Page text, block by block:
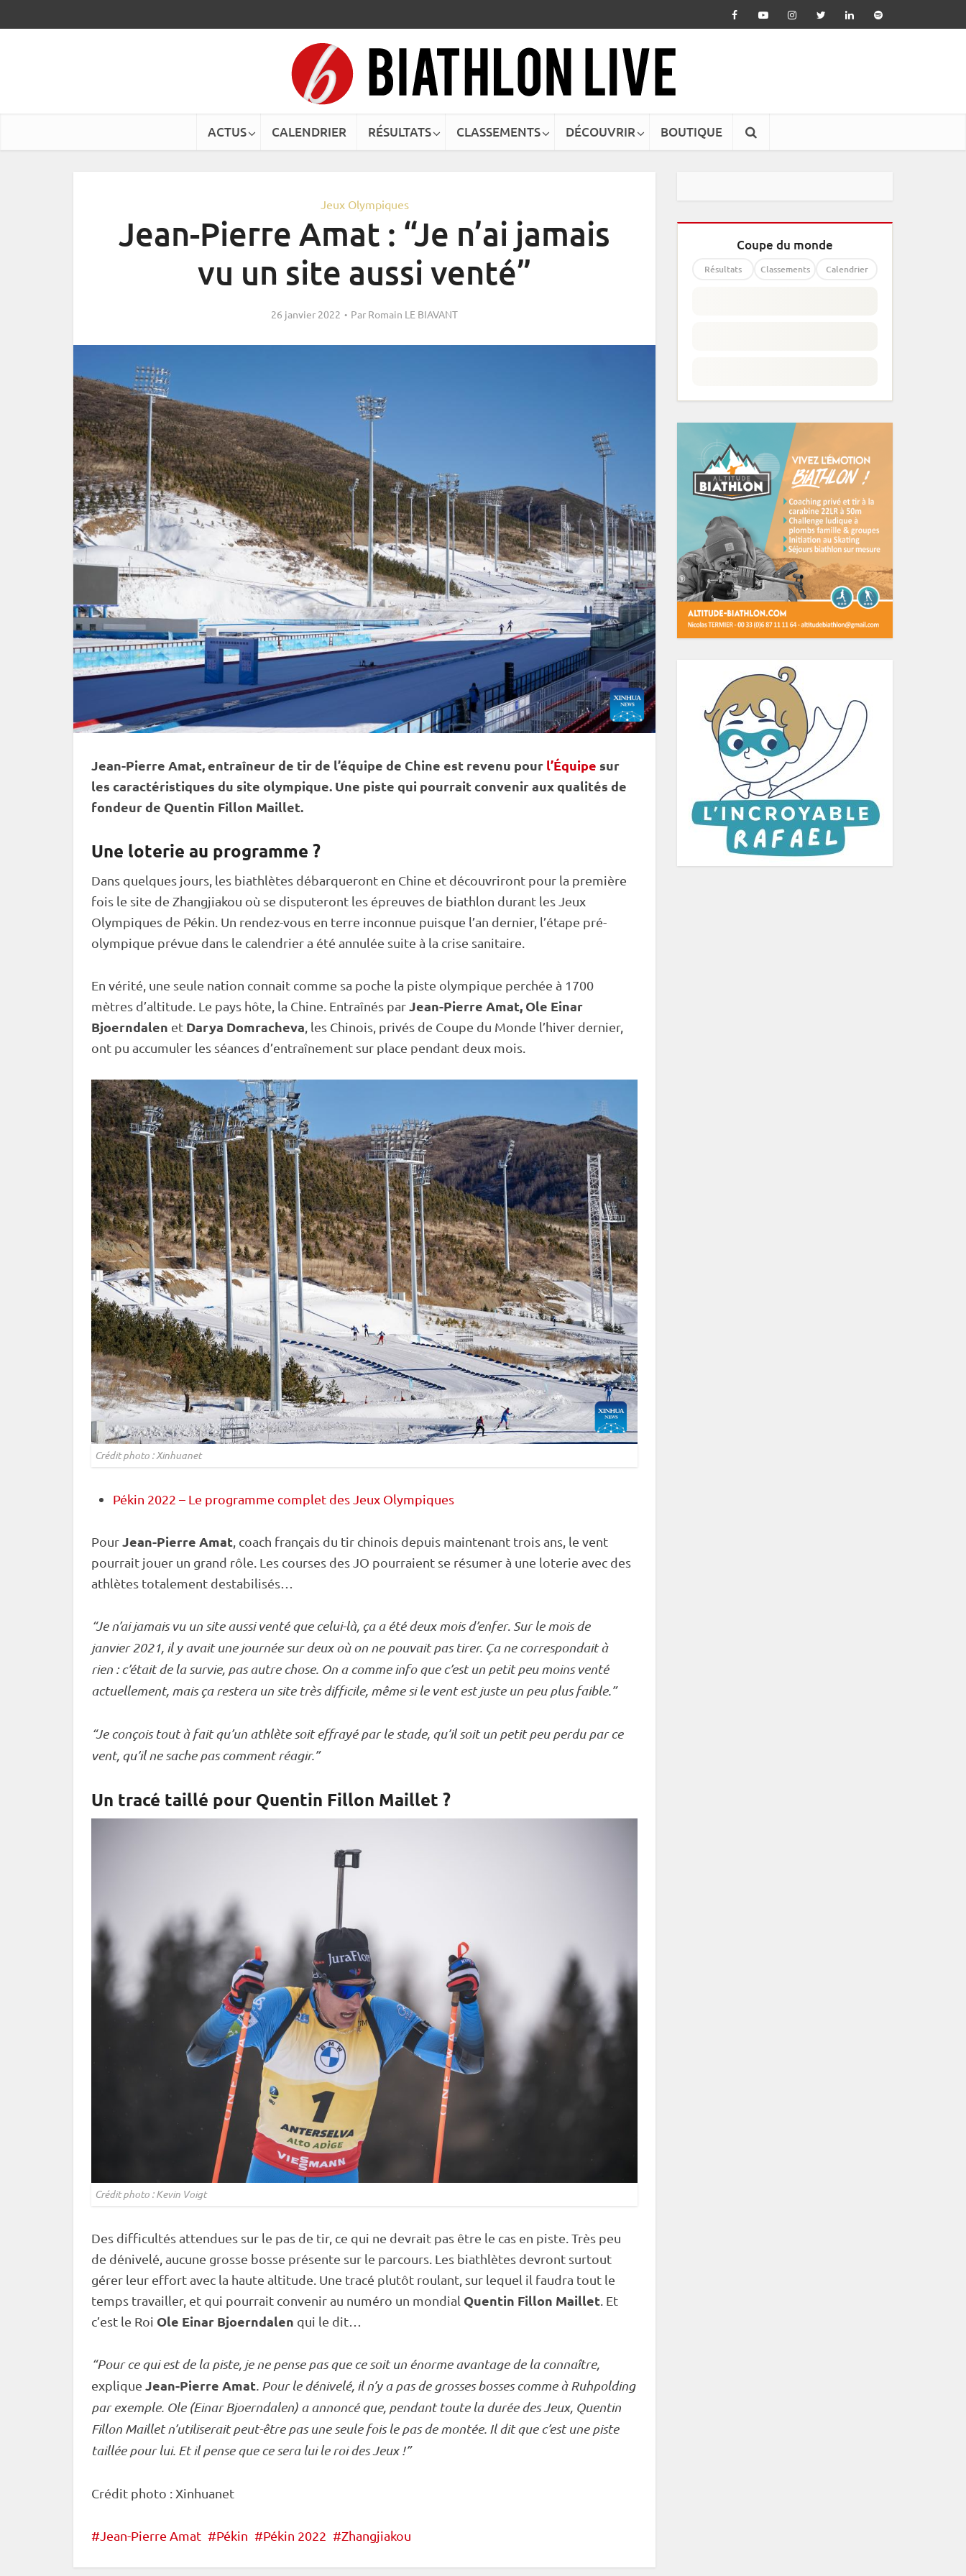
ACTUS CALENDRIER RÉSULTATS CLASSEMENTS DÉCOUVRIR BOUTIQUE
Jeux Olympiques
Jean-Pierre Amat : “Je n’ai jamais
vu un site aussi venté”
26 janvier 2022 Par Romain LE BIAVANT
Jean-Pierre Amat, entraîneur de tir de l’équipe de Chine est revenu pour l’Équipe sur
les caractéristiques du site olympique. Une piste qui pourrait convenir aux qualités de
fondeur de Quentin Fillon Maillet.
Une loterie au programme ?
Dans quelques jours, les biathlètes débarqueront en Chine et découvriront pour la première
fois le site de Zhangjiakou où se disputeront les épreuves de biathlon durant les Jeux
Olympiques de Pékin. Un rendez-vous en terre inconnue puisque l’an dernier, l’étape pré-
olympique prévue dans le calendrier a été annulée suite à la crise sanitaire.
En vérité, une seule nation connait comme sa poche la piste olympique perchée à 1700
mètres d’altitude. Le pays hôte, la Chine. Entraînés parJean-Pierre Amat, Ole Einar
Bjoerndalen et Darya Domracheva , les Chinois, privés de Coupe du Monde l’hiver dernier,
ont pu accumuler les séances d’entraînement sur place pendant deux mois.
Crédit photo : Xinhuanet
Pékin 2022 – Le programme complet des Jeux Olympiques
PourJean-Pierre Amat , coach français du tir chinois depuis maintenant trois ans, le vent
pourrait jouer un grand rôle. Les courses des JO pourraient se résumer à une loterie avec des
athlètes totalement destabilisés…
“Je n’ai jamais vu un site aussi venté que celui-là, ça a été deux mois d’enfer. Sur le mois de
janvier 2021, il y avait une journée sur deux où on ne pouvait pas tirer. Ça ne correspondait à
rien : c’était de la survie, pas autre chose. On a comme info que c’est un petit peu moins venté
actuellement, mais ça restera un site très difficile, même si le vent est juste un peu plus faible.”
“Je conçois tout à fait qu’un athlète soit effrayé par le stade, qu’il soit un petit peu perdu par ce
vent, qu’il ne sache pas comment réagir.”
Un tracé taillé pour Quentin Fillon Maillet ?
Crédit photo : Kevin Voigt
Des difficultés attendues sur le pas de tir, ce qui ne devrait pas être le cas en piste . Très peu
de dénivelé, aucune grosse bosse présente sur le parcours. Les biathlètes devront surtout
gérer leur effort avec la haute altitude. Une tracé plutôt roulant, sur lequel il faudra tout le
temps travailler, et qui pourrait convenir au numéro un mondial Quentin Fillon Maillet . Et
c’est le Roi Ole Einar Bjoerndalen qui le dit…
“Pour ce qui est de lapiste, je ne pense pas que ce soit un énorme avantage de la connaître,
explique Jean-Pierre Amat. Pour le dénivelé, il n’y a pas de grosses bosses comme àRuhpolding
par exemple. Ole (Einar Bjoerndalen) a annoncé que, pendant toute la durée des Jeux, Quentin
Fillon Maillet n’utiliserait peut-être pas une seule fois le pas de montée. Il dit que c’est unepiste
taillée pour lui. Et il pense que ce sera lui le roi des Jeux !”
Crédit photo : Xinhuanet
Jean-Pierre Amat Pékin Pékin 2022 Zhangjiakou
Coupe du monde
Résultats Classements Calendrier